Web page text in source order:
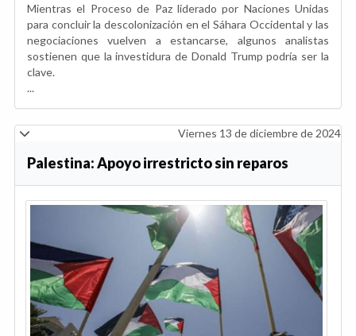
Mientras el Proceso de Paz liderado por Naciones Unidas
para concluir la descolonización en el Sáhara Occidental y las
negociaciones vuelven a estancarse, algunos analistas
sostienen que la investidura de Donald Trump podría ser la
clave.
...
Viernes 13 de diciembre de 2024
Palestina: Apoyo irrestricto sin reparos